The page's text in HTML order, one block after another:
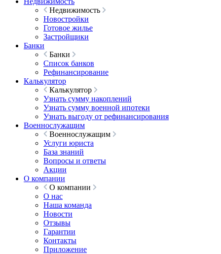
Недвижимость
Новостройки
Готовое жилье
Застройщики
Банки
Банки
Список банков
Рефинансирование
Калькулятор
Калькулятор
Узнать сумму накоплений
Узнать сумму военной ипотеки
Узнать выгоду от рефинансирования
Военнослужащим
Военнослужащим
Услуги юриста
База знаний
Вопросы и ответы
Акции
О компании
О компании
О нас
Наша команда
Новости
Отзывы
Гарантии
Контакты
Приложение